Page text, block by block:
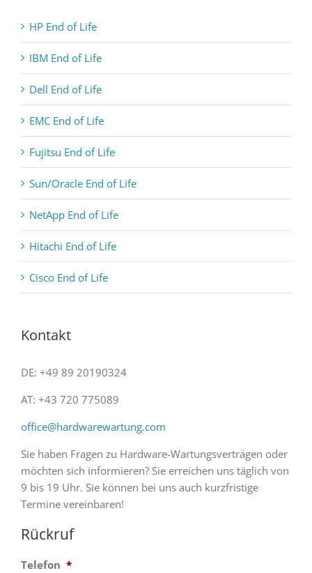
HP End of Life
IBM End of Life
Dell End of Life
EMC End of Life
Fujitsu End of Life
Sun/Oracle End of Life
NetApp End of Life
Hitachi End of Life
Cisco End of Life
Kontakt
DE: +49 89 20190324
AT: +43 720 775089
office@hardwarewartung.com
Sie haben Fragen zu Hardware-Wartungsverträgen oder
möchten sich informieren? Sie erreichen uns täglich von
9 bis 19 Uhr. Sie können bei uns auch kurzfristige
Termine vereinbaren!
Rückruf
Telefon *